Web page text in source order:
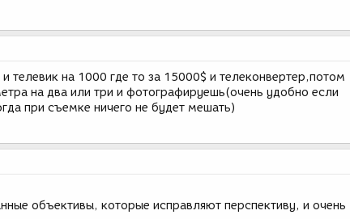
телевик на 1000 где то за 15000$ и телеконвертер,потом
на два или три и фотографируешь(очень удобно если
при съемке ничего не будет мешать)
объективы, которые исправляют перспективу, и очень